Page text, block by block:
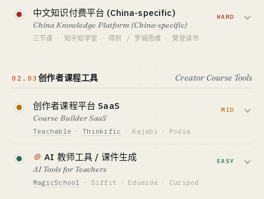
最适合 · BEST FIT
行业老炮 + 写作型创作者
$0-10K
GTM · SALES MOTION
免费内容引流 + 创始人个人品牌
最适合 · BEST FIT
查看深度分析 →
把书 / 名人课程压成 15 分钟摘要或精品
课，年订阅 $80-180。MasterClass 高制作
成本 + 高 churn 已陷入瓶颈，Headway 用
AI 翻盘。
$300K-5M
Meta / TikTok 付费投放 + 名人代言
标杆 · BENCHMARK
ARR (估)
最适合 · BEST FIT
增长黑客 + 内容工厂
中文知识付费平台 (China-specific)
China Knowledge Platform (China-specific)
三节课 · 知乎知学堂 · 得到 / 罗辑思维 · 樊登读书
监管 + 广告费已让赛道难做，得到 / 樊登
资金底线 · CAPITAL
¥5M-50M RMB
抖音直播 + 微信社群 + 创始人 IP
标杆 · BENCHMARK
HARD
02.03 创作者课程工具 Creator Course Tools
创作者课程平台 SaaS
Course Builder SaaS
Teachable · Thinkific · Kajabi · Podia
卖给课程讲师的托管 + 支付 + 营销一体化
SaaS。Kajabi $200M+ ARR 但市场已饱
和，新进者只能做垂直版（律师 / 教练 / 健
身）。
MID
⊛ AI 教师工具 / 课件生成
AI Tools for Teachers
MagicSchool · Diffit · Eduaide · Curipod
EASY